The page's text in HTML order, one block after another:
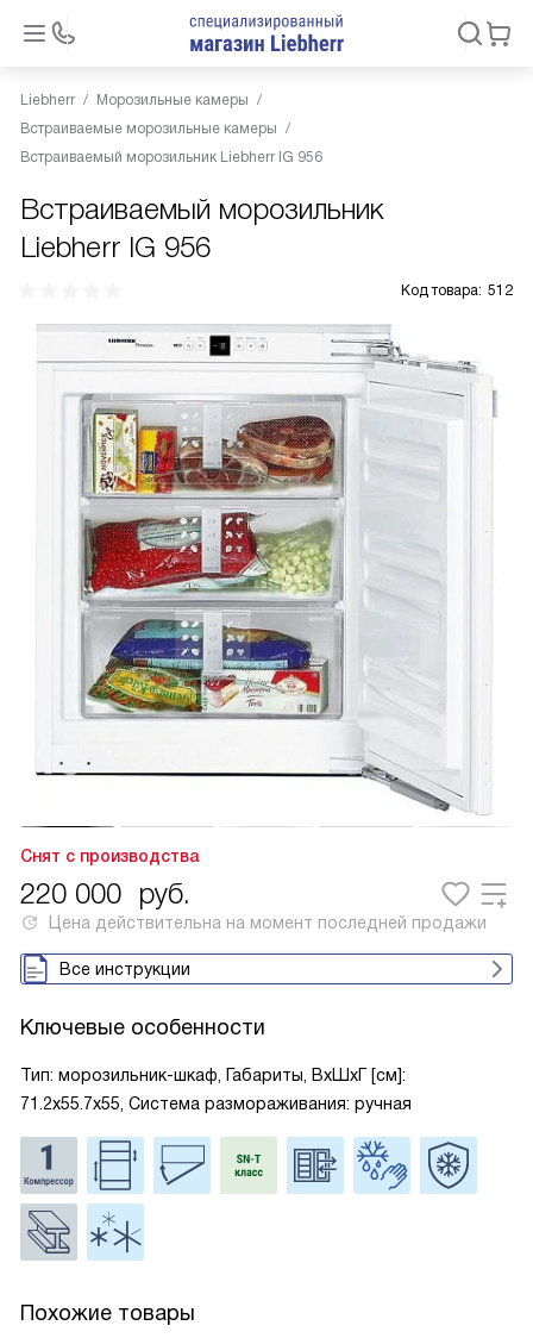
Liebherr
Морозильные камеры
Встраиваемые морозильные камеры
Встраиваемый морозильник Liebherr IG 956
Встраиваемый морозильник
Liebherr IG 956
Код товара: 512
Снят с производства
220 000 руб.
Цена действительна на момент последней продажи
Все инструкции
Ключевые особенности
Тип: морозильник-шкаф, Габариты, ВxШxГ [см]:
71.2x55.7x55, Система размораживания: ручная
Похожие товары